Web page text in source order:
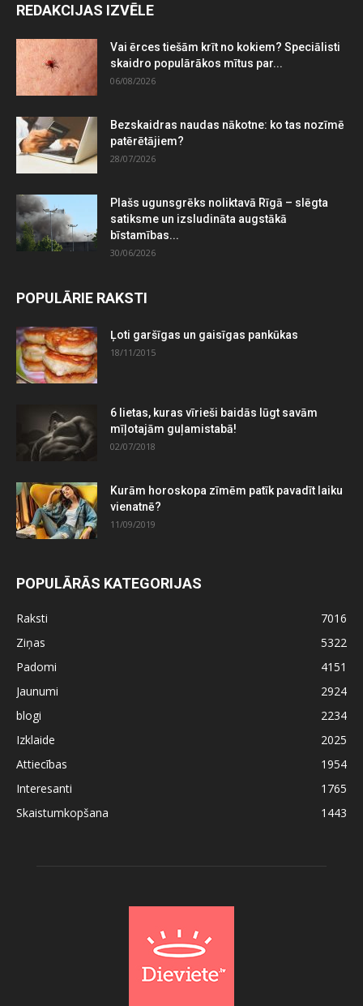
REDAKCIJAS IZVĒLE
Vai ērces tiešām krīt no kokiem? Speciālisti
skaidro populārākos mītus par...
06/08/2026
Bezskaidras naudas nākotne: ko tas nozīmē
patērētājiem?
28/07/2026
Plašs ugunsgrēks noliktavā Rīgā – slēgta
satiksme un izsludināta augstākā
bīstamības...
30/06/2026
POPULĀRIE RAKSTI
Ļoti garšīgas un gaisīgas pankūkas
18/11/2015
6 lietas, kuras vīrieši baidās lūgt savām
mīļotajām guļamistabā!
02/07/2018
Kurām horoskopa zīmēm patīk pavadīt laiku
vienatnē?
11/09/2019
POPULĀRĀS KATEGORIJAS
Raksti
7016
Ziņas
5322
Padomi
4151
Jaunumi
2924
blogi
2234
Izklaide
2025
Attiecības
1954
Interesanti
1765
Skaistumkopšana
1443